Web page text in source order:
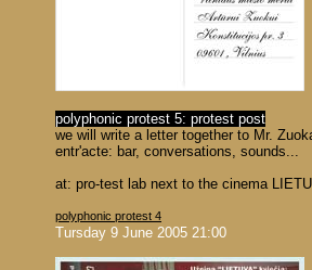
polyphonic protest 5: protest post
we will write a letter together to Mr.
entr'acte: bar, conversations, sounds...
at: pro-test lab next to the cinema
polyphonic protest 4
Tursday 9 June 2005 21:00